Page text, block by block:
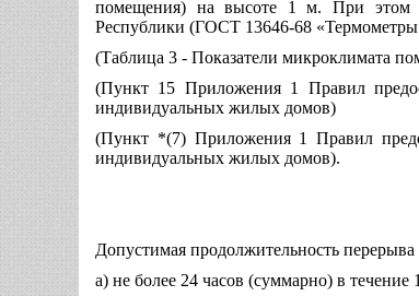
помещения) на высоте 1 м. При этом
Республики (ГОСТ 13646-68 «Термометры
(Таблица 3 - Показатели микроклимата
(Пункт 15 Приложения 1 Правил
индивидуальных жилых домов)
(Пункт *(7) Приложения 1 Правил
индивидуальных жилых домов).
Допустимая продолжительность
а) не более 24 часов (суммарно) в течение